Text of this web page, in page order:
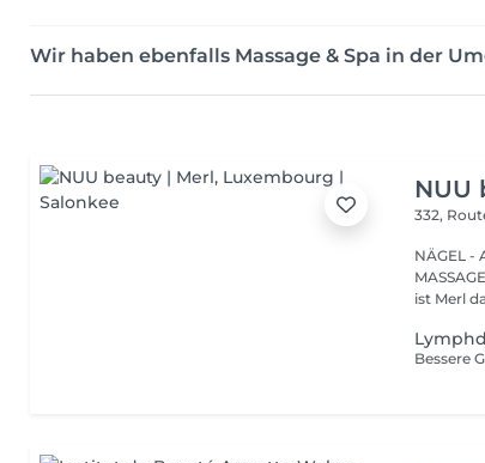
Wir haben ebenfalls Massage & Spa in der
NUU
332,
NÄGEL -
MASSAGE -
ist Merl